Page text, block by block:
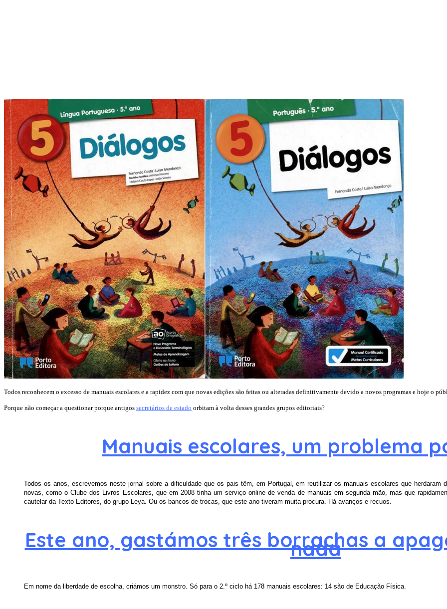
Todos reconhecem o excesso de manuais escolares e a rapidez com que novas edições são feitas ou alteradas definitivamente devido a novos programas e hoje o
Porque não começar a questionar porque antigos secretários de estado orbitam à volta desses grandes grupos editoriais?
Manuais escolares, um problema
Todos os anos, escrevemos neste jornal sobre a dificuldade que os pais têm, em Portugal, em reutilizar os manuais escolares que herdaram
novas, como o Clube dos Livros Escolares, que em 2008 tinha um serviço online de venda de manuais em segunda mão, mas que
cautelar da Texto Editores, do grupo Leya. Ou os bancos de trocas, que este ano tiveram muita procura. Há avanços e recuos.
Este ano, gastámos três borrachas a
nada
Em nome da liberdade de escolha, criámos um monstro. Só para o 2.º ciclo há 178 manuais escolares: 14 são de Educação Física.